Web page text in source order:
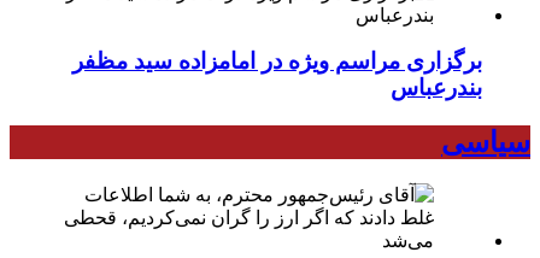
برگزاری مراسم ویژه در امامزاده سید مظفر
بندرعباس
سیاسی